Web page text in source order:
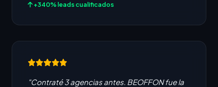
+340% leads cualificados
"Contraté 3 agencias antes. BEOFFON fue la